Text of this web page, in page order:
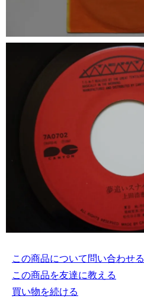
この商品について問い合わせる
この商品を友達に教える
買い物を続ける